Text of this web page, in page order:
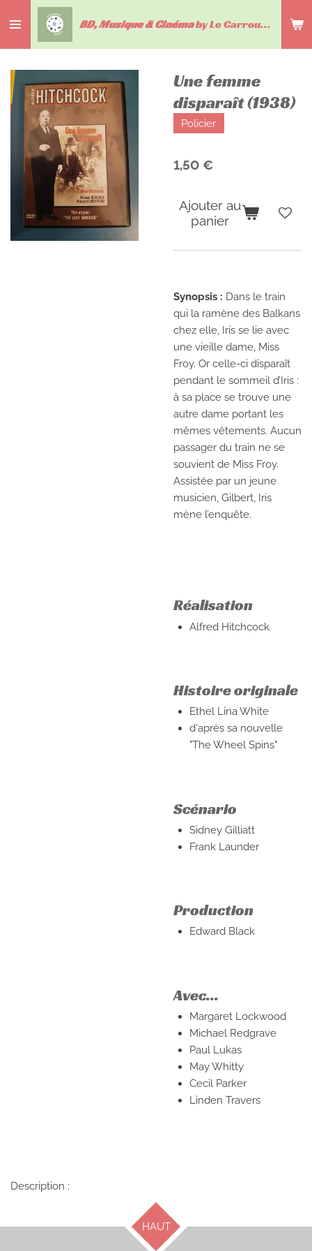
au
contenu
BD, Musique & Cinémaby Le Carrousel du livre
Une femme
disparaît (1938)
Policier
1,50 €
Ajouter au
panier
Synopsis : Dans le train
qui la ramène des Balkans
chez elle, Iris se lie avec
une vieille dame, Miss
Froy. Or celle-ci disparaît
pendant le sommeil d’Iris :
à sa place se trouve une
autre dame portant les
mêmes vêtements. Aucun
passager du train ne se
souvient de Miss Froy.
Assistée par un jeune
musicien, Gilbert, Iris
mène l’enquête.
Réalisation
Alfred Hitchcock
Histoire originale
Ethel Lina White
d'après sa nouvelle
"The Wheel Spins"
Scénario
Sidney Gilliatt
Frank Launder
Production
Edward Black
Avec...
Margaret Lockwood
Michael Redgrave
Paul Lukas
May Whitty
Cecil Parker
Linden Travers
Description :
HAUT